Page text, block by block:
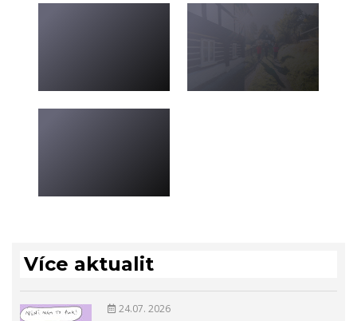
Více aktualit
24.07. 2026